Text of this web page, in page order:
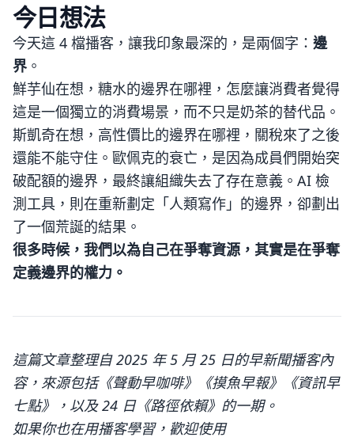
今日想法
今天這 4 檔播客，讓我印象最深的，是兩個字： 邊
界 。
鮮芋仙在想，糖水的邊界在哪裡，怎麼讓消費者覺得
這是一個獨立的消費場景，而不只是奶茶的替代品。
斯凱奇在想，高性價比的邊界在哪裡，關稅來了之後
還能不能守住。歐佩克的衰亡，是因為成員們開始突
破配額的邊界，最終讓組織失去了存在意義。AI 檢
測工具，則在重新劃定「人類寫作」的邊界，卻劃出
了一個荒誕的結果。
很多時候，我們以為自己在爭奪資源，其實是在爭奪
定義邊界的權力。
這篇文章整理自 2025 年 5 月 25 日的早新聞播客內
容，來源包括《聲動早咖啡》《摸魚早報》《資訊早
七點》，以及 24 日《路徑依賴》的一期。
如果你也在用播客學習，歡迎使用